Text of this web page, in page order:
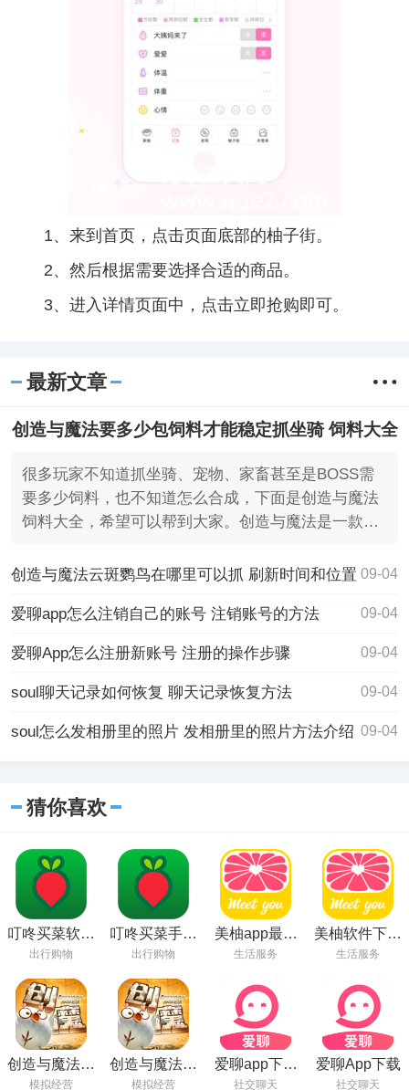
1、来到首页，点击页面底部的柚子街。
2、然后根据需要选择合适的商品。
3、进入详情页面中，点击立即抢购即可。
最新文章
创造与魔法要多少包饲料才能稳定抓坐骑 饲料大全
很多玩家不知道抓坐骑、宠物、家畜甚至是BOSS需
要多少饲料，也不知道怎么合成，下面是创造与魔法
饲料大全，希望可以帮到大家。创造与魔法是一款沙
创造与魔法云斑鹦鸟在哪里可以抓 刷新时间和位置 09-04
爱聊app怎么注销自己的账号 注销账号的方法 09-04
爱聊App怎么注册新账号 注册的操作步骤 09-04
soul聊天记录如何恢复 聊天记录恢复方法 09-04
soul怎么发相册里的照片 发相册里的照片方法介绍 09-04
猜你喜欢
叮咚买菜软件
官方版下载
出行购物
叮咚买菜手机
版免费下载
出行购物
美柚app最新
版下载
卓版
生活服务
美柚软件下载
安装手机版
生活服务
创造与魔法手
游下载最新版
模拟经营
创造与魔法下
载官方版
模拟经营
爱聊app下载
安卓下载
社交聊天
爱聊App下载
社交聊天